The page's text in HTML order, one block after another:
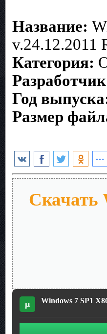
Название:
v.24.12.2011
Категория:
Год
Размер
Скачать
µ Windows 7 SP1